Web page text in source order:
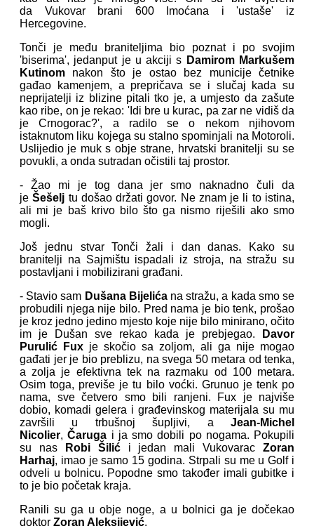
da Vukovar brani 600 Imoćana i 'ustaše' iz
Hercegovine.
Tonči je među braniteljima bio poznat i po svojim
'biserima', jedanput je u akciji s Damirom Markušem
Kutinom nakon što je ostao bez municije četnike
gađao kamenjem, a prepričava se i slučaj kada su
neprijatelji iz blizine pitali tko je, a umjesto da zašute
kao ribe, on je rekao: 'Idi bre u kurac, pa zar ne vidiš da
je Crnogorac?', a radilo se o nekom njihovom
istaknutom liku kojega su stalno spominjali na Motoroli.
Uslijedio je muk s obje strane, hrvatski branitelji su se
povukli, a onda sutradan očistili taj prostor.
- Žao mi je tog dana jer smo naknadno čuli da
jeŠešelj tu došao držati govor. Ne znam je li to istina,
ali mi je baš krivo bilo što ga nismo riješili ako smo
mogli.
Još jednu stvar Tonči žali i dan danas. Kako su
branitelji na Sajmištu ispadali iz stroja, na stražu su
postavljani i mobilizirani građani.
- Stavio sam Dušana Bijelića na stražu, a kada smo se
probudili njega nije bilo. Pred nama je bio tenk, prošao
je kroz jedno jedino mjesto koje nije bilo minirano, očito
im je Dušan sve rekao kada je prebjegao.
Davor
Purulić Fux je skočio sa zoljom, ali ga nije mogao
gađati jer je bio preblizu, na svega 50 metara od tenka,
a zolja je efektivna tek na razmaku od 100 metara.
Osim toga, previše je tu bilo voćki. Grunuo je tenk po
nama, sve četvero smo bili ranjeni. Fux je najviše
dobio, komadi gelera i građevinskog materijala su mu
završili u trbušnoj šupljivi, a Jean-Michel
Nicolier,Čaruga i ja smo dobili po nogama. Pokupili
su nas
Robi Šilići jedan mali Vukovarac Zoran
Harhaj, imao je samo 15 godina. Strpali su me u Golf i
odveli u bolnicu. Popodne smo također imali gubitke i
to je bio početak kraja.
Ranili su ga u obje noge, a u bolnici ga je dočekao
doktor Zoran Aleksijević.